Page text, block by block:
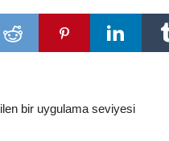
bir uygulama seviyesi